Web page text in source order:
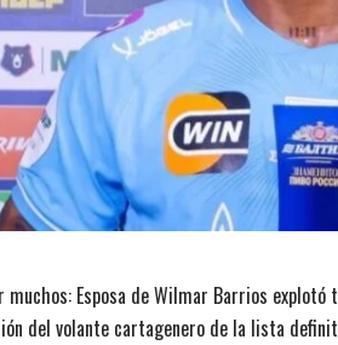
muchos: Esposa de Wilmar Barrios
del volante cartagenero de la lista